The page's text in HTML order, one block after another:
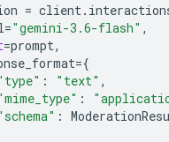
= client.
="gemini-3.6-flash" ,
=prompt,
={
: "text" ,
:
: